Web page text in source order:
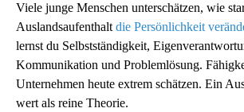
Viele junge Menschen unterschätzen, wie
Auslandsaufenthalt die Persönlichkeit
lernst du Selbstständigkeit,
Kommunikation und Problemlösung.
Unternehmen heute extrem schätzen. Ein
wert als reine Theorie.